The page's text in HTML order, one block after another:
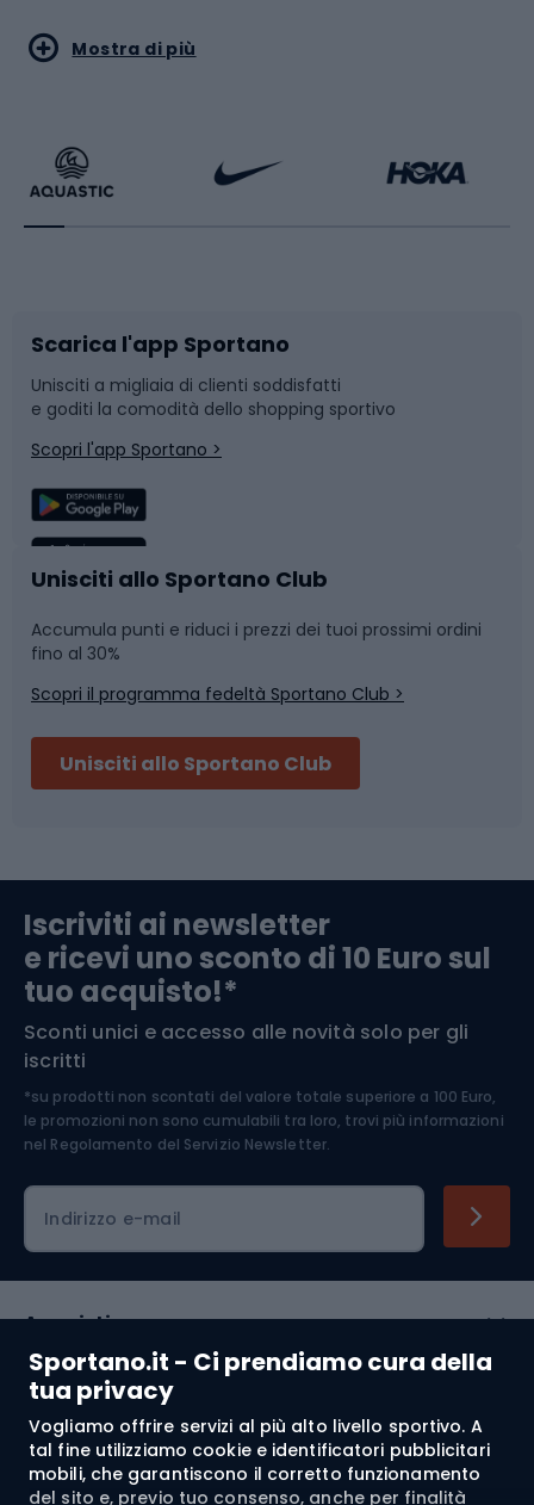
Sportano.it - Ci prendiamo cura della
tua privacy
Vogliamo offrire servizi al più alto livello sportivo. A
tal fine utilizziamo cookie e identificatori pubblicitari
mobili, che garantiscono il corretto funzionamento
del sito e, previo tuo consenso, anche per finalità
Sport acquatici
Bikepacking
Bushcraft
Corsa
Sport di squadra
Caschi da ciclismo
Skitouring
Abbigliamento da escursionismo
Sport di arti marziali
Sport con le racchette
Slitte e slittini
Snowboard
Camminata nordica
Nuoto
Pattinaggio
Componenti per biciclette
Arrampicata
Medicina dello sport
Abbigliamento ciclistico
Mostra di più
Scarica l'app Sportano
Unisciti a migliaia di clienti soddisfatti
e goditi la comodità dello shopping sportivo
Scopri l'app Sportano >
Unisciti allo Sportano Club
Accumula punti e riduci i prezzi dei tuoi prossimi ordini
fino al 30%
Scopri il programma fedeltà Sportano Club >
Unisciti allo Sportano Club
Iscriviti ai newsletter
e ricevi uno sconto di 10 Euro sul
tuo acquisto!*
Sconti unici e accesso alle novità solo per gli
iscritti
*su prodotti non scontati del valore totale superiore a 100 Euro,
le promozioni non sono cumulabili tra loro, trovi più informazioni
nel Regolamento del Servizio Newsletter.
Indirizzo e-mail
Acquisti
Servizio clienti
Regolamento
Chi siamo